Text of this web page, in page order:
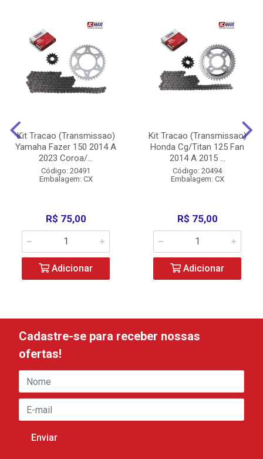
Kit Tracao (Transmissao)
Yamaha Fazer 150 2014 A
2023 Coroa/...
Código: 20491
Embalagem: CX
R$ 75,00
Adicionar
Kit Tracao (Transmissao)
Honda Cg/Titan 125 Fan
2014 A 2015 ...
Código: 20494
Embalagem: CX
R$ 75,00
Adicionar
Cadastre-se para receber nossas
ofertas!